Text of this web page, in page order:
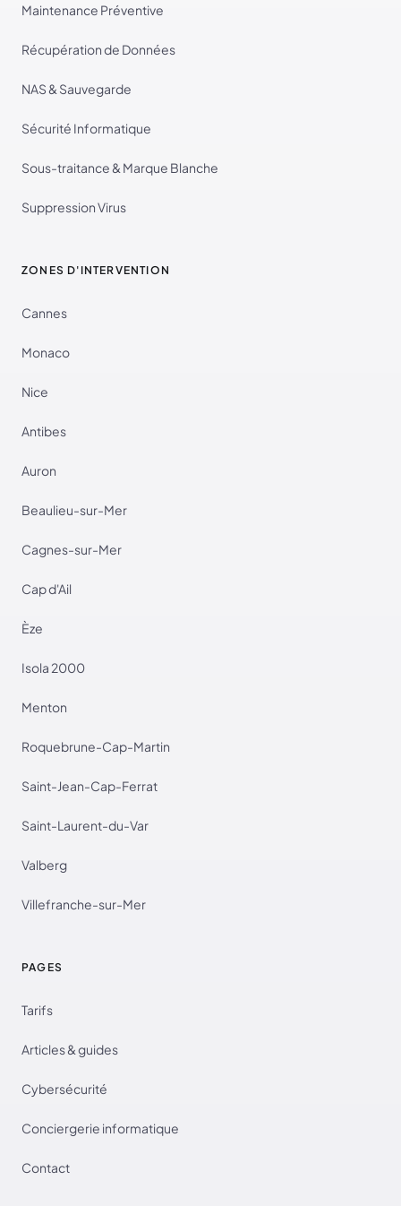
Maintenance Préventive
Récupération de Données
NAS & Sauvegarde
Sécurité Informatique
Sous-traitance & Marque Blanche
Suppression Virus
ZONES D'INTERVENTION
Cannes
Monaco
Nice
Antibes
Auron
Beaulieu-sur-Mer
Cagnes-sur-Mer
Cap d'Ail
Èze
Isola 2000
Menton
Roquebrune-Cap-Martin
Saint-Jean-Cap-Ferrat
Saint-Laurent-du-Var
Valberg
Villefranche-sur-Mer
PAGES
Tarifs
Articles & guides
Cybersécurité
Conciergerie informatique
Contact